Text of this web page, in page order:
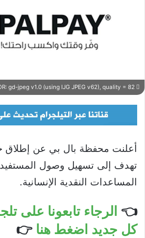
أعلنت محفظة بال بي عن إطلاق
تهدف إلى تسهيل وصول
المساعدات النقدية الإنسانية.
👈 الرجاء تابعونا على
كل جديد اضغط هنا 👉